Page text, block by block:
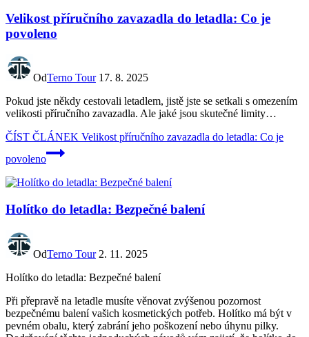
Velikost příručního zavazadla do letadla: Co je
povoleno
OdTerno Tour 17. 8. 2025
Pokud jste někdy cestovali letadlem, jistě jste se setkali s omezením
velikosti příručního zavazadla. Ale jaké jsou skutečné limity…
ČÍST ČLÁNEK Velikost příručního zavazadla do letadla: Co je
povoleno
Holítko do letadla: Bezpečné balení
OdTerno Tour 2. 11. 2025
Holítko do letadla: Bezpečné balení
Při přepravě na letadle musíte věnovat zvýšenou pozornost
bezpečnému balení vašich kosmetických potřeb. Holítko má být v
pevném obalu, který zabrání jeho poškození nebo úhynu pilky.